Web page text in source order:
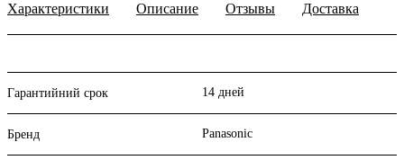
Характеристики Описание Отзывы Доставка
Гарантийний срок 14 дней
Бренд Panasonic